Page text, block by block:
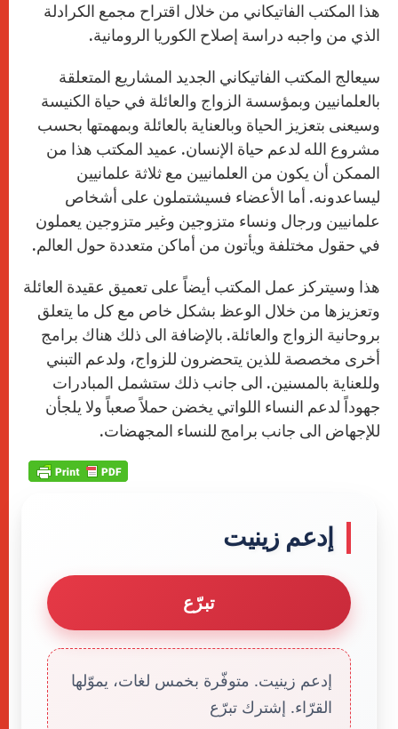
هذا المكتب الفاتيكاني من خلال اقتراح مجمع الكرادلة
الذي من واجبه دراسة إصلاح الكوريا الرومانية.
سيعالج المكتب الفاتيكاني الجديد المشاريع المتعلقة
بالعلمانيين وبمؤسسة الزواج والعائلة في حياة الكنيسة
وسيعنى بتعزيز الحياة وبالعناية بالعائلة وبمهمتها بحسب
مشروع الله لدعم حياة الإنسان. عميد المكتب هذا من
الممكن أن يكون من العلمانيين مع ثلاثة علمانيين
ليساعدونه. أما الأعضاء فسيشتملون على أشخاص
علمانيين ورجال ونساء متزوجين وغير متزوجين يعملون
في حقول مختلفة ويأتون من أماكن متعددة حول العالم.
هذا وسيتركز عمل المكتب أيضاً على تعميق عقيدة العائلة
وتعزيزها من خلال الوعظ بشكل خاص مع كل ما يتعلق
بروحانية الزواج والعائلة. بالإضافة الى ذلك هناك برامج
أخرى مخصصة للذين يتحضرون للزواج، ولدعم التبني
وللعناية بالمسنين. الى جانب ذلك ستشمل المبادرات
جهوداً لدعم النساء اللواتي يخضن حملاً صعباً ولا يلجأن
للإجهاض الى جانب برامج للنساء المجهضات.
إدعم زينيت
تبرّع
إدعم زينيت. متوفّرة بخمس لغات، يموّلها
القرّاء. إشترك تبرّع